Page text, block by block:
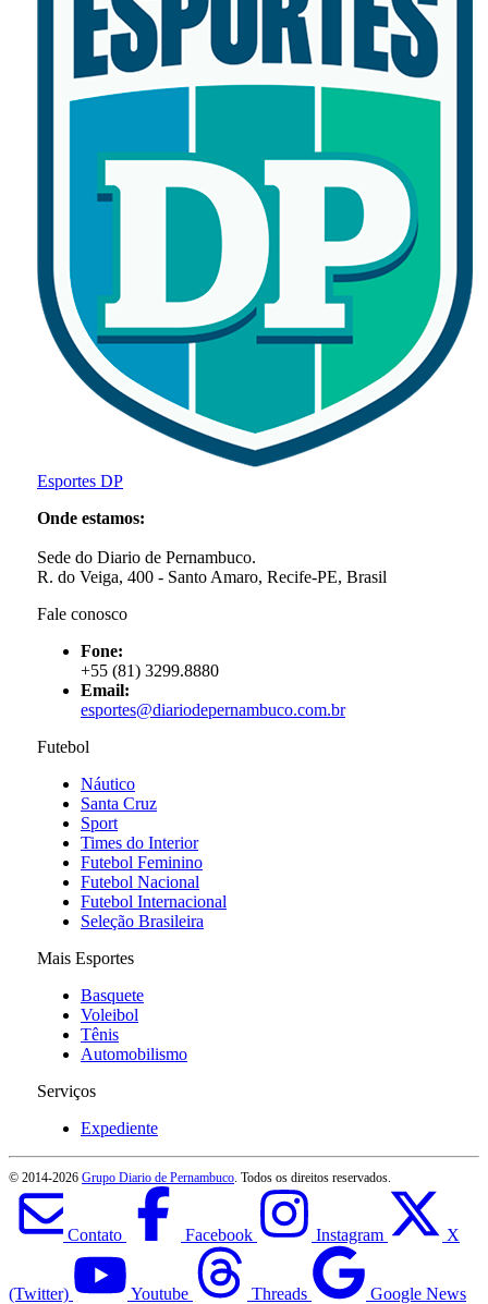
Esportes DP
Onde estamos:
Sede do Diario de Pernambuco.
R. do Veiga, 400 - Santo Amaro, Recife-PE, Brasil
Fale conosco
Fone:
+55 (81) 3299.8880
Email:
esportes@diariodepernambuco.com.br
Futebol
Náutico
Santa Cruz
Sport
Times do Interior
Futebol Feminino
Futebol Nacional
Futebol Internacional
Seleção Brasileira
Mais Esportes
Basquete
Voleibol
Tênis
Automobilismo
Serviços
Expediente
© 2014-2026 Grupo Diario de Pernambuco . Todos os direitos reservados.
Contato Facebook Instagram X
(Twitter) Youtube Threads Google News